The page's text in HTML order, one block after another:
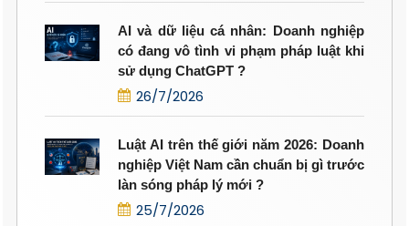
AI và dữ liệu cá nhân: Doanh nghiệp
có đang vô tình vi phạm pháp luật khi
sử dụng ChatGPT ?
26/7/2026
Luật AI trên thế giới năm 2026: Doanh
nghiệp Việt Nam cần chuẩn bị gì trước
làn sóng pháp lý mới ?
25/7/2026